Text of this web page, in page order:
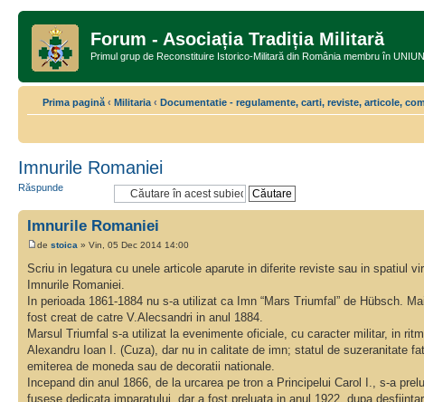
Forum - Asociația Tradiția Militară
Primul grup de Reconstituire Istorico-Militară din România membru în
Prima pagină ‹ Militaria ‹ Documentatie - regulamente, carti, reviste, articole,
Imnurile Romaniei
Răspunde
Imnurile Romaniei
de stoica » Vin, 05 Dec 2014 14:00
Scriu in legatura cu unele articole aparute in diferite reviste sau in spatiul
Imnurile Romaniei.
In perioada 1861-1884 nu s-a utilizat ca Imn “Mars Triumfal” de Hübsch.
fost creat de catre V.Alecsandri in anul 1884.
Marsul Triumfal s-a utilizat la evenimente oficiale, cu caracter militar, in
Alexandru Ioan I. (Cuza), dar nu in calitate de imn; statul de suzeranitate
emiterea de moneda sau de decoratii nationale.
Incepand din anul 1866, de la urcarea pe tron a Principelui Carol I., s-a
fusese dedicata imparatului, dar a fost preluata in anul 1922, dupa